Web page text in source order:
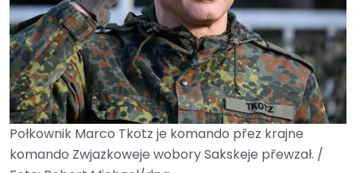
Połkownik Marco Tkotz je komando přez krajne
komando Zwjazkoweje wobory Sakskeje přewzał. /